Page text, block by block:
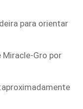
para orientar
por